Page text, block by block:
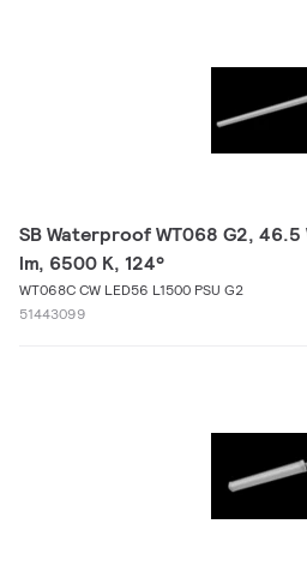
SB Waterproof WT068 G2, 46.5
lm, 6500 K, 124°
WT068C CW LED56 L1500 PSU G2
51443099